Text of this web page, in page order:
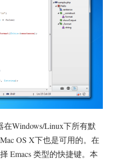
Windows/Linux下所有默
OS X下也是可用的。在
Emacs 类型的快捷键。本